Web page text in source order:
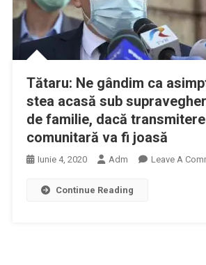
Tătaru: Ne gândim ca
stea acasă sub
de familie, dacă
comunitară va fi joasă
Iunie 4, 2020 Adm Leave A
Continue Reading